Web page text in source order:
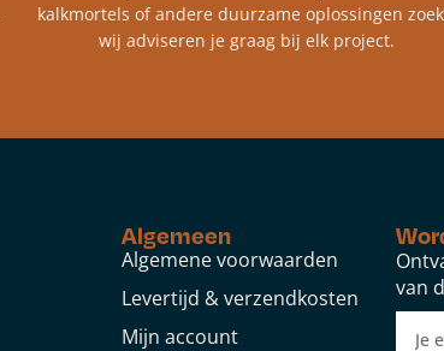
kalkmortels of andere duurzame oplossingen
wij adviseren je graag bij elk project.​
Algemeen
Algemene voorwaarden
Levertijd & verzendkosten
Mijn account
van